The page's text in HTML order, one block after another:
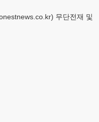
무단전재 및